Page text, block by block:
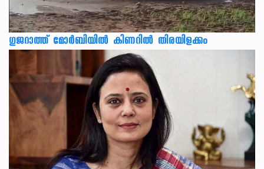
ഗുജറാത്ത് മോർബിയിൽ കിണറിൽ തിരയിളക്കം